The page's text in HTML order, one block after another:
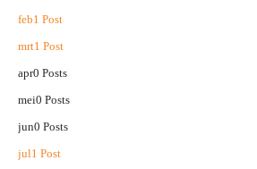
feb1 Post
mrt1 Post
apr0 Posts
mei0 Posts
jun0 Posts
jul1 Post